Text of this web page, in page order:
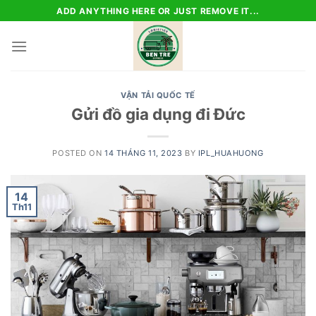
to
content
ADD ANYTHING HERE OR JUST REMOVE IT...
VẬN TẢI QUỐC TẾ
Gửi đồ gia dụng đi Đức
POSTED ON14 THÁNG 11, 2023 BY IPL_HUAHUONG
14
Th11